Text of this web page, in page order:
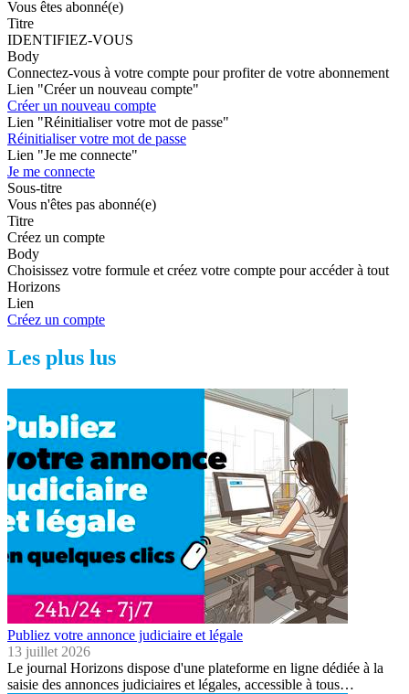
Vous êtes abonné(e)
Titre
IDENTIFIEZ-VOUS
Body
Connectez-vous à votre compte pour profiter de votre abonnement
Lien "Créer un nouveau compte"
Créer un nouveau compte
Lien "Réinitialiser votre mot de passe"
Réinitialiser votre mot de passe
Lien "Je me connecte"
Je me connecte
Sous-titre
Vous n'êtes pas abonné(e)
Titre
Créez un compte
Body
Choisissez votre formule et créez votre compte pour accéder à tout
Horizons
Lien
Créez un compte
Les plus lus
Publiez votre annonce judiciaire et légale
13 juillet 2026
Le journal Horizons dispose d'une plateforme en ligne dédiée à la
saisie des annonces judiciaires et légales, accessible à tous…